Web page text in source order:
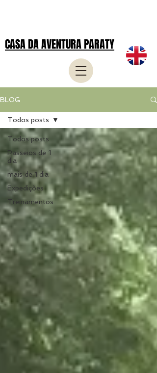
CASA DA AVENTURA PARATY
BLOG
Todos posts
Passeios de 1
dia
mais de 1 dia
Expedições
Treinamentos
Todos posts